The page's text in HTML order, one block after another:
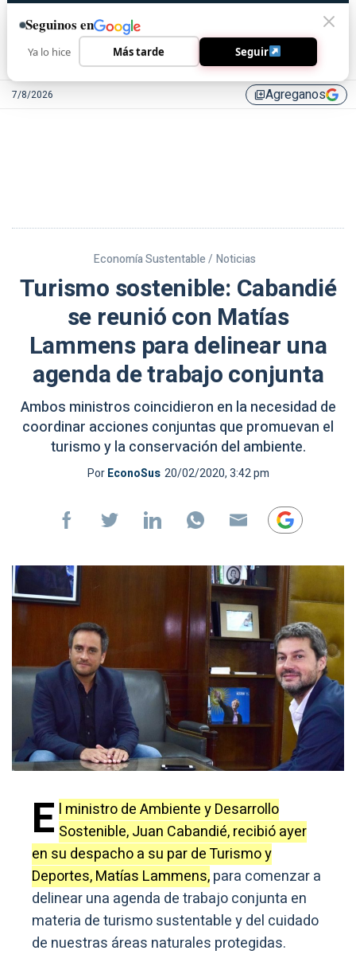
7/8/2026 library_addAgreganos
Economía Sustentable / Noticias
Turismo sostenible: Cabandié
se reunió con Matías
Lammens para delinear una
agenda de trabajo conjunta
Ambos ministros coincidieron en la necesidad de
coordinar acciones conjuntas que promuevan el
turismo y la conservación del ambiente.
PorEconoSus 20/02/2020, 3:42 pm
E l ministro de Ambiente y Desarrollo
Sostenible, Juan Cabandié, recibió ayer
en su despacho a su par de Turismo y
Deportes, Matías Lammens,para comenzar a
delinear una agenda de trabajo conjunta en
materia de turismo sustentable y del cuidado
de nuestras áreas naturales protegidas.
Seguinos en
Ya lo hice Más tarde Seguir